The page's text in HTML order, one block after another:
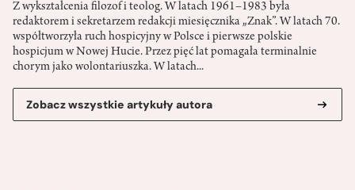
Z wykształcenia filozof i teolog. W latach 1961–1983 była
redaktorem i sekretarzem redakcji miesięcznika „Znak”. W latach 70.
współtworzyła ruch hospicyjny w Polsce i pierwsze polskie
hospicjum w Nowej Hucie. Przez pięć lat pomagała terminalnie
chorym jako wolontariuszka. W latach...
Zobacz wszystkie artykuły autora